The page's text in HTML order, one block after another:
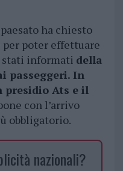
ha chiesto
poter effettuare
stati informati della
passeggeri. In
presidio Ats e il
con l’arrivo
obbligatorio.
nazionali?